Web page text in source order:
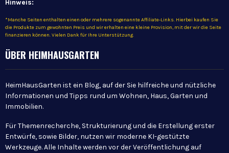
Hinweis:
*Manche Seiten enthalten einen oder mehrere sogenannte Affiliate-Links. Hierbei kaufen Sie
die Produkte zum gewohnten Preis und wir erhalten eine kleine Provision, mit der wir die Seite
finanzieren können. Vielen Dank für Ihre Unterstützung.
ÜBER HEIMHAUSGARTEN
HeimHausGarten ist ein Blog, auf der Sie hilfreiche und nützliche
Informationen und Tipps rund um Wohnen, Haus, Garten und
Immobilien.
Für Themenrecherche, Strukturierung und die Erstellung erster
Entwürfe, sowie Bilder, nutzen wir moderne KI-gestützte
Werkzeuge. Alle Inhalte werden vor der Veröffentlichung auf